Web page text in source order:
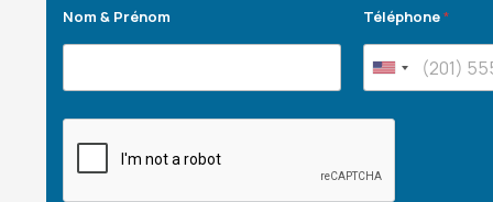
Nom & Prénom Téléphone*